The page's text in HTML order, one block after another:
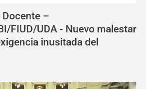
–
FIUD/UDA - Nuevo malestar
inusitada del